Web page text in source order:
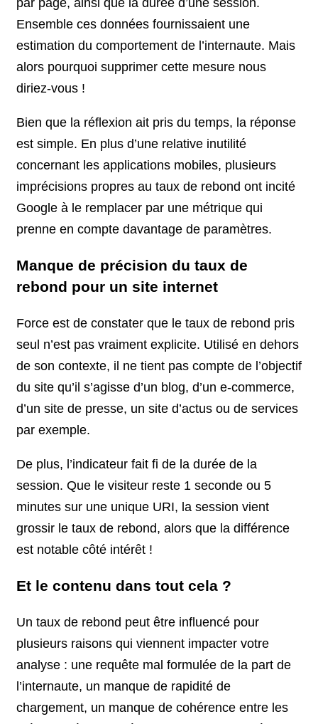
Ensemble ces données fournissaient une
estimation du comportement de l’internaute. Mais
alors pourquoi supprimer cette mesure nous
diriez-vous !
Bien que la réflexion ait pris du temps, la réponse
est simple. En plus d’une relative inutilité
concernant les applications mobiles, plusieurs
imprécisions propres au taux de rebond ont incité
Google à le remplacer par une métrique qui
prenne en compte davantage de paramètres.
Manque de précision du taux de
rebond pour un site internet
Force est de constater que le taux de rebond pris
seul n’est pas vraiment explicite. Utilisé en dehors
de son contexte, il ne tient pas compte de l’objectif
du site qu’il s’agisse d’un blog, d’un e-commerce,
d’un site de presse, un site d’actus ou de services
par exemple.
De plus, l’indicateur fait fi de la durée de la
session. Que le visiteur reste 1 seconde ou 5
minutes sur une unique URI, la session vient
grossir le taux de rebond, alors que la différence
est notable côté intérêt !
Et le contenu dans tout cela ?
Un taux de rebond peut être influencé pour
plusieurs raisons qui viennent impacter votre
analyse : une requête mal formulée de la part de
l’internaute, un manque de rapidité de
chargement, un manque de cohérence entre les